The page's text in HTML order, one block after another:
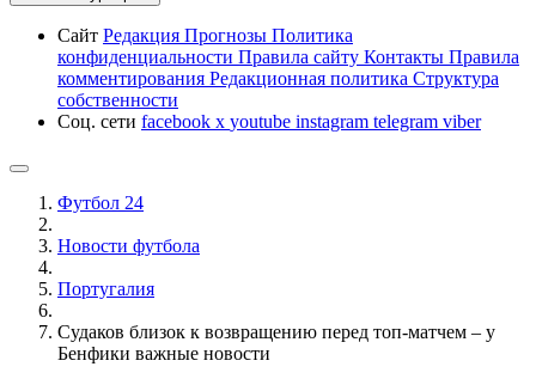
Сайт Редакция Прогнозы Политика
конфиденциальности Правила сайту Контакты Правила
комментирования Редакционная политика Структура
собственности
Соц. сети facebook x youtube instagram telegram viber
Футбол 24
Новости футбола
Португалия
Судаков близок к возвращению перед топ-матчем – у
Бенфики важные новости